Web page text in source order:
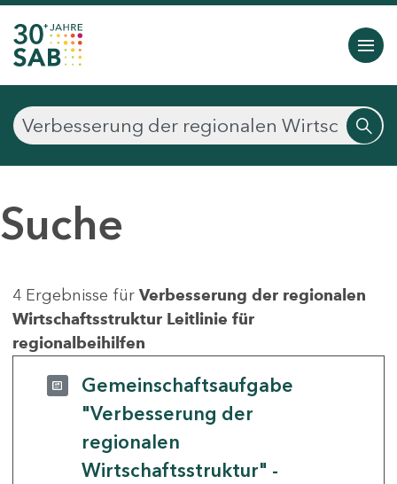
Suche
4 Ergebnisse für Verbesserung der regionalen
Wirtschaftsstruktur Leitlinie für
regionalbeihilfen
Gemeinschaftsaufgabe
"Verbesserung der
regionalen
Wirtschaftsstruktur" -